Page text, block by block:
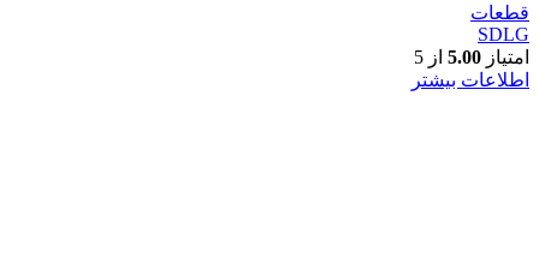
قطعات
SDLG
امتیاز 5.00 از 5
اطلاعات بیشتر